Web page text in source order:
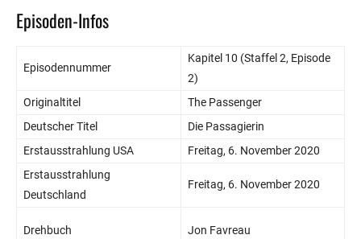
Episoden-Infos
Episodennummer
Kapitel 10 (Staffel 2, Episode
2)
Originaltitel
The Passenger
Deutscher Titel
Die Passagierin
Erstausstrahlung USA
Freitag, 6. November 2020
Erstausstrahlung
Deutschland
Freitag, 6. November 2020
Drehbuch Jon Favreau